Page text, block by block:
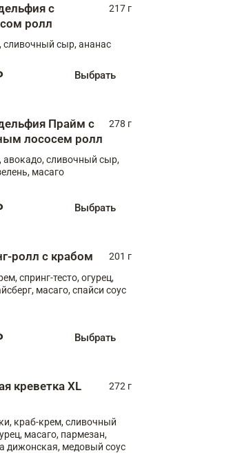
с
ролл
217 г
сливочный сыр, ананас
Выбрать
Прайм с
лососем ролл
278 г
авокадо, сливочный сыр,
масаго
Выбрать
ролл с крабом
201 г
спринг-тесто, огурец,
масаго, спайси соус
Выбрать
креветка XL
272 г
краб-крем, сливочный
масаго, пармезан,
дижонская, медовый соус